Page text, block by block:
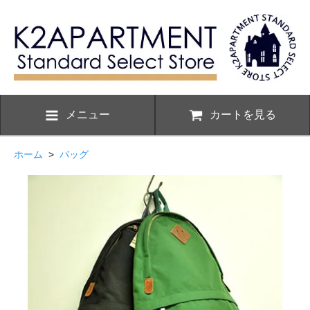
メニュー カートを見る
ホーム > バッグ